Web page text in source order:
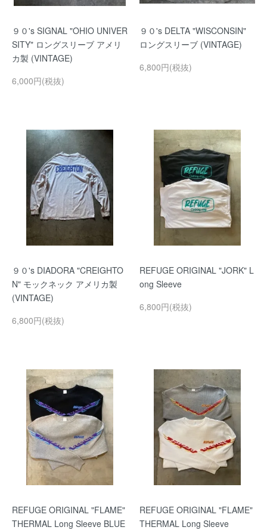
９０'s SIGNAL "OHIO UNIVER
SITY" ロングスリーブ アメリ
カ製 (VINTAGE)
6,000円(税抜)
９０'s DELTA "WISCONSIN"
ロングスリーブ (VINTAGE)
6,800円(税抜)
９０'s DIADORA "CREIGHTO
N" モックネック アメリカ製
(VINTAGE)
6,800円(税抜)
REFUGE ORIGINAL "JORK" L
ong Sleeve
6,800円(税抜)
REFUGE ORIGINAL "FLAME"
THERMAL Long Sleeve BLUE
REFUGE ORIGINAL "FLAME"
THERMAL Long Sleeve